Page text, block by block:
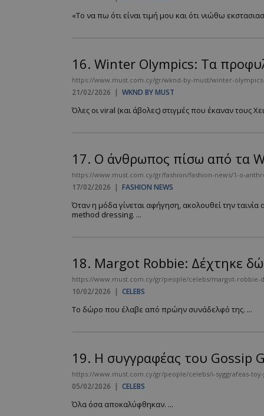
«Το να πω ότι είναι τιμή μου και ότι νιώθω
16. Winter Olympics: Τα
https://www.must.com.cy/gr/wknd-by-must/winter-
21/02/2026 | WKND BY MUST
Όλες οι viral (και άβολες) στιγμές που έκαναν τους
17. O άνθρωπος πίσω από τα
https://www.must.com.cy/gr/fashion/fashion-news/1-o-
17/02/2026 | FASHION NEWS
Όταν η μόδα γίνεται αφήγηση, ακολουθεί την
method dressing. ...
18. Margot Robbie: Δέχτηκε
https://www.must.com.cy/gr/people/celebs/margot-
10/02/2026 | CELEBS
Το δώρο που έλαβε από πρώην συνάδελφό της. ...
19. Η συγγραφέας του Gossip
https://www.must.com.cy/gr/people/celebs/i-syggrafeas-
05/02/2026 | CELEBS
Όλα όσα αποκαλύφθηκαν. ...
PHPSESSID
PHPSESSID